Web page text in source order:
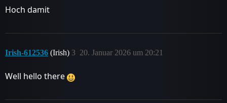
Hoch damit
Irish-612536 (Irish) 20. Januar 2026 um 20:21
3
Well hello there